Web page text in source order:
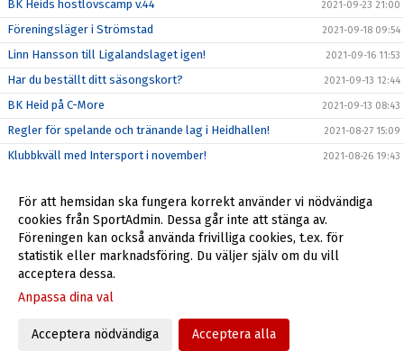
BK Heids höstlovscamp v.44 2021-09-23 21:00
Föreningsläger i Strömstad 2021-09-18 09:54
Linn Hansson till Ligalandslaget igen! 2021-09-16 11:53
Har du beställt ditt säsongskort? 2021-09-13 12:44
BK Heid på C-More 2021-09-13 08:43
Regler för spelande och tränande lag i Heidhallen! 2021-08-27 15:09
Klubbkväll med Intersport i november! 2021-08-26 19:43
Hanna Wedenby spelar EM i sommar! 2021-06-16 16:53
BK Heid hälsar sin nya sportchef Magnus Ferdinandsson
välkommen!
2021-06-08 08:21
Gå till Webbversion
För att hemsidan ska fungera korrekt använder vi nödvändiga
cookies från SportAdmin. Dessa går inte att stänga av.
Föreningen kan också använda frivilliga cookies, t.ex. för
statistik eller marknadsföring. Du väljer själv om du vill
acceptera dessa.
Anpassa dina val
Acceptera nödvändiga Acceptera alla